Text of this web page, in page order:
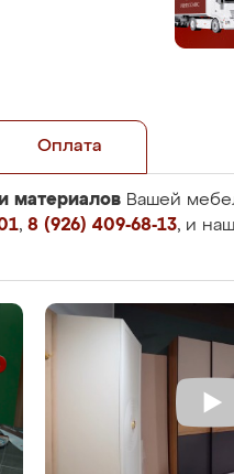
Оплата
материалов Вашей
, 8 (926) 409-68-13, и